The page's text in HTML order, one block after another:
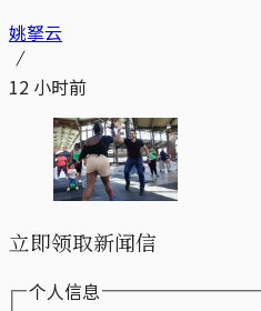
姚拏云
12 小时前
立即领取新闻信
个人信息